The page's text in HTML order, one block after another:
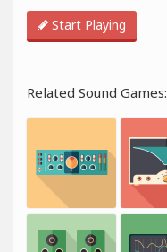
Start Playing
Related Sound Games: